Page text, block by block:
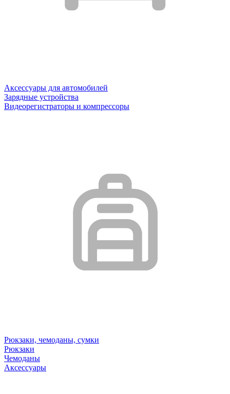
Аксессуары для автомобилей
Зарядные устройства
Видеорегистраторы и компрессоры
Рюкзаки, чемоданы, сумки
Рюкзаки
Чемоданы
Аксессуары